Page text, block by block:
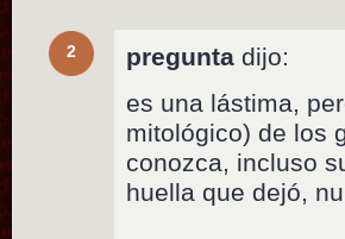
2 pregunta dijo:
es una lástima,
mitológico) de los
conozca, incluso
huella que dejó,